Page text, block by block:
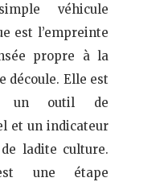
véhicule
est l’empreinte
propre à la
découle. Elle est
un outil de
et un indicateur
ladite culture.
une étape